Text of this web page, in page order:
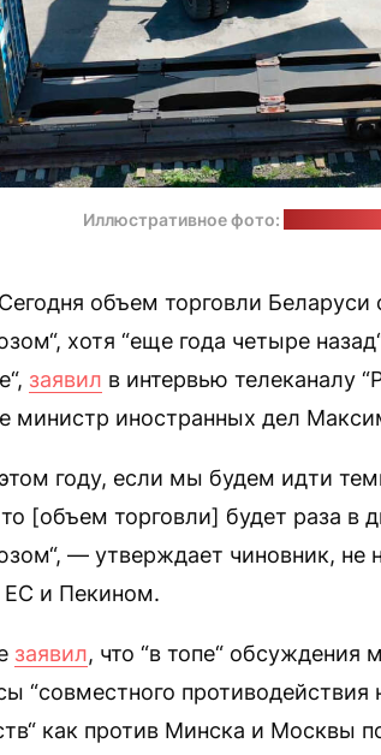
Иллюстративное фото:
Сегодня объем торговли
хотя “еще года четыре
заявил в интервью телеканалу
министр иностранных дел
году, если мы будем идти
[объем торговли] будет раза в
— утверждает чиновник, не
ЕС и Пекином.
заявил, что “в топе“
“совместного
как против Минска и Москвы